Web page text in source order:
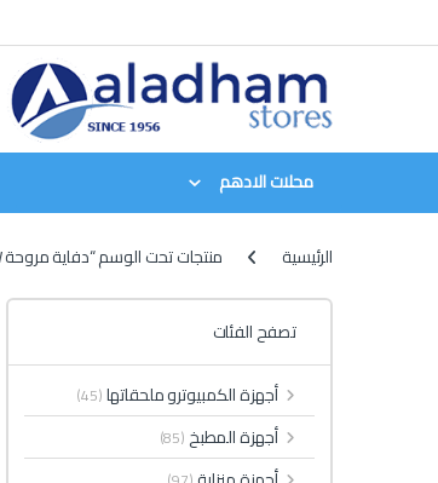
محلات الادهم
الرئيسية منتجات تحت الوسم “دفاية مروحة KEFH002W”
تصفح الفئات
أجهزة الكمبيوترو ملحقاتها(45)
أجهزة المطبخ (85)